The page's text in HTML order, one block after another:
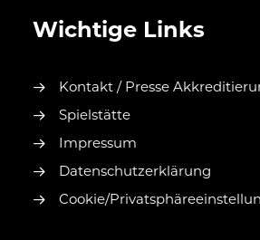
Wichtige Links
Kontakt / Presse
Spielstätte
Impressum
Datenschutzerklärung
Cookie/